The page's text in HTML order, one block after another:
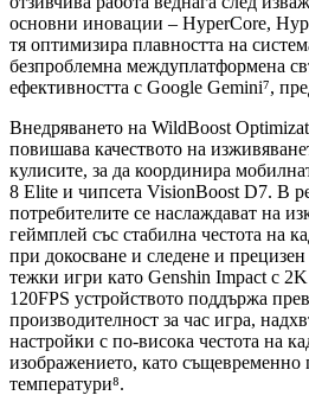
основни иновации – HyperCore,
тя оптимизира плавността на
безпроблемна междуплатформена
ефективността с Google Gemini⁷,
Внедряването на WildBoost
повишава качеството на
кулисите, за да координира
8 Elite и чипсета VisionBoost D7. В
потребителите се наслаждават на
геймплей със стабилна честота на
при докосване и следене и
тежки игри като Genshin Impact с
120FPS устройството поддържа
производителност за час игра,
настройки с по-висока честота на
изображението, като
температури⁸.